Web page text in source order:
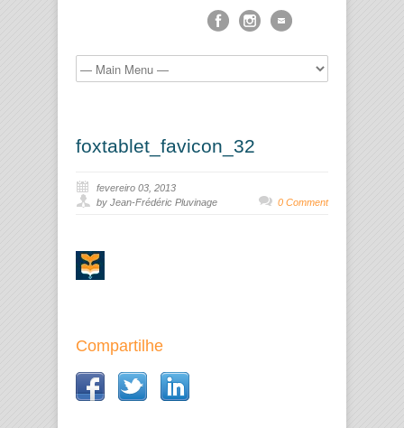
foxtablet_favicon_32
fevereiro 03, 2013
by Jean-Frédéric Pluvinage
0 Comment
Compartilhe